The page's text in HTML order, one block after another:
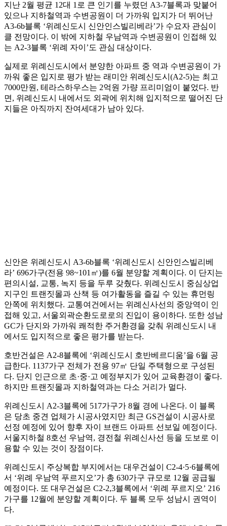
지난 2월 평균 12대 1로 큰 인기를 누렸던 A3-7블록과 맞붙어
있으나 지하철역과 수변공원이 더 가까워 입지가 더 뛰어난
A3-6b블록 ‘위례신도시 신안인스빌리베라’가 수요자 관심이
클 전망이다. 이 밖에 지하철 우남역과 수변공원이 인접해 있
는 A2-3블록 ‘위례 자이’도 관심 대상이다.
실제로 위례신도시에서 분양한 아파트 중 역과 수변공원이 가
까워 좋은 입지로 평가 받는 래미안 위례신도시(A2-5)는 최고
7000만원, 테라스하우스는 2억원 가량 프리미엄이 붙었다. 반
면, 위례신도시 내에서도 외곽에 위치해 입지적으로 떨어진 단
지들은 아직까지 잔여세대가 남아 있다.
신안은 위례신도시 A3-6b블록 ‘위례신도시 신안인스빌리베
라’ 696가구(전용 98~101㎡)를 6월 분양할 계획이다. 이 단지는
편의시설, 교통, 녹지 등을 두루 갖췄다. 위례신도시 중심상업
지구인 트랜짓몰과 산책 등 여가활동을 즐길 수 있는 휴먼링
안쪽에 위치했다. 교통여건에서는 위례신사선의 중앙역이 인
접해 있고, 서울외곽순환도로로의 진입이 용이하다. 또한 성남
GC가 단지와 가까워 쾌적한 주거환경을 갖춰 위례신도시 내
에서도 입지적으로 좋은 평가를 받는다.
호반건설은 A2-8블록에 ‘위례신도시 호반베르디움’을 6월 공
급한다. 1137가구 전체가 전용 97㎡ 단일 주택형으로 구성된
다. 단지 인근으로 초·중·고 예정부지가 있어 교육환경이 좋다.
하지만 트랜짓몰과 지하철역과는 다소 거리가 멀다.
위례신도시 A2-3블록에 517가구가 8월 경에 나온다. 이 블록
은 당초 중견 업체가 시공사였지만 최근 GS건설이 시공사로
선정 예정에 있어 향후 자이 브랜드 아파트 선보일 예정이다.
서울지하철 8호선 우남역, 경전철 위례신사선 등을 도보로 이
용할 수 있는 것이 장점이다.
위례신도시 주상복합 부지에서는 대우건설이 C2-4·5·6블록에
서 ‘위례 우남역 푸르지오’가 총 630가구 규모로 12월 공급될
예정이다. 또 대우건설은 C2-2,3블록에서 ‘위례 푸르지오’ 216
가구를 12월에 분양할 계획이다. 두 블록 모두 성남시 권역이
다.